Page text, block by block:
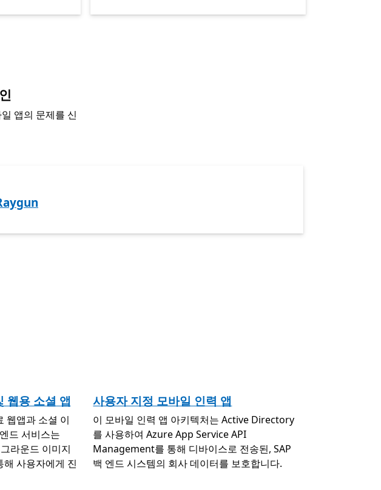
앱의 문제를 신
웹용 소셜 앱
웹앱과 소셜 이
드 서비스는
라운드 이미지
사용자에게 진
사용자 지정 모바일 인력 앱
이 모바일 인력 앱 아키텍처는 Active Directory
를 사용하여 Azure App Service API
Management를 통해 디바이스로 전송된, SAP
백 엔드 시스템의 회사 데이터를 보호합니다.